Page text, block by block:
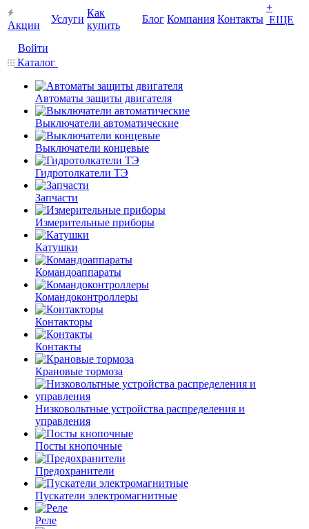
Акции
Услуги
Как
купить
Блог Компания Контакты
+
ЕЩЕ
Войти
Каталог
Автоматы защиты двигателя
Выключатели автоматические
Выключатели концевые
Гидротолкатели ТЭ
Запчасти
Измерительные приборы
Катушки
Командоаппараты
Командоконтроллеры
Контакторы
Контакты
Крановые тормоза
Низковольтные устройства распределения и
управления
Посты кнопочные
Предохранители
Пускатели электромагнитные
Реле